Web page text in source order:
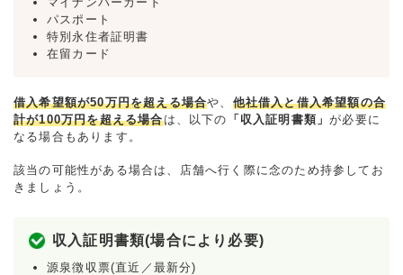
パスポート
特別永住者証明書
在留カード
借入希望額が50万円を超える場合や、 他社借入と借入希望額の合
計が100万円を超える場合は、以下の 「収入証明書類」が必要に
なる場合もあります。
該当の可能性がある場合は、店舗へ行く際に念のため持参してお
きましょう。
収入証明書類(場合により必要)
源泉徴収票(直近／最新分)